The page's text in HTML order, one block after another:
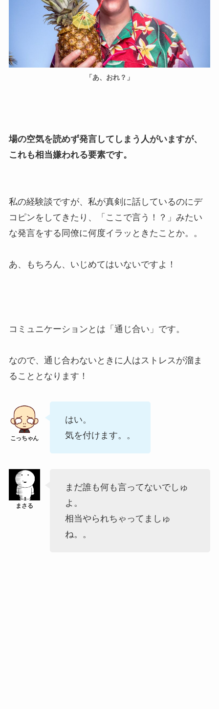
「あ、おれ？」
場の空気を読めず発言してしまう人がいますが、
これも相当嫌われる要素です。
私の経験談ですが、私が真剣に話しているのにデ
コピンをしてきたり、「ここで言う！？」みたい
な発言をする同僚に何度イラッときたことか。。
あ、もちろん、いじめてはいないですよ！
コミュニケーションとは「通じ合い」です。
なので、通じ合わないときに人はストレスが溜ま
ることとなります！
はい。
気を付けます。。
まだ誰も何も言ってないでしゅ
よ。
相当やられちゃってましゅ
ね。。